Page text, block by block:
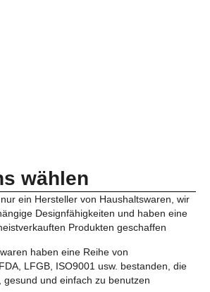
wählen
ein Hersteller von Haushaltswaren, wir
Designfähigkeiten und haben eine
Produkten geschaffen
haben eine Reihe von
LFGB, ISO9001 usw. bestanden, die
gesund und einfach zu benutzen